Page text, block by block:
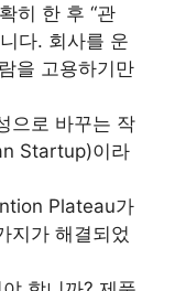
히 한 후 “관
다. 회사를 운
을 고용하기만
으로 바꾸는 작
Startup)이라
Plateau가
지가 해결되었